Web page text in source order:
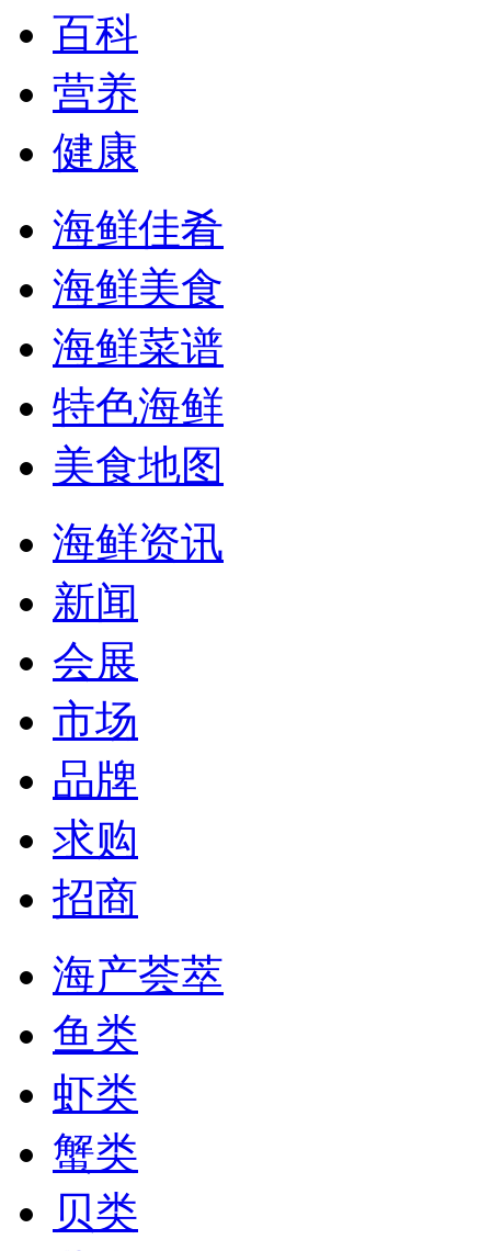
百科
营养
健康
海鲜佳肴
海鲜美食
海鲜菜谱
特色海鲜
美食地图
海鲜资讯
新闻
会展
市场
品牌
求购
招商
海产荟萃
鱼类
虾类
蟹类
贝类